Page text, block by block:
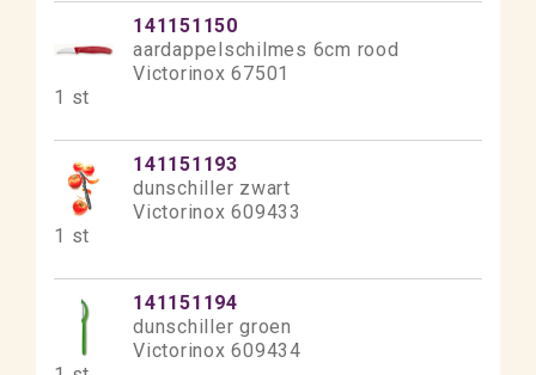
141151150
aardappelschilmes 6cm rood
Victorinox 67501
1 st
141151193
dunschiller zwart
Victorinox 609433
1 st
141151194
dunschiller groen
Victorinox 609434